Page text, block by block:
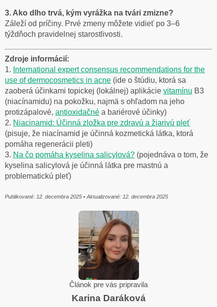
3. Ako dlho trvá, kým vyrážka na tvári zmizne?
Záleží od príčiny. Prvé zmeny môžete vidieť po 3–6
týždňoch pravidelnej starostlivosti.
Zdroje informácií:
1. International expert consensus recommendations for the
use of dermocosmetics in acne (ide o štúdiu, ktorá sa
zaoberá účinkami topickej (lokálnej) aplikácie vitamínu B3
(niacínamidu) na pokožku, najmä s ohľadom na jeho
protizápalové, antioxidačné a bariérové účinky)
2. Niacinamid: Účinná zložka pre zdravú a žiarivú pleť
(pisuje, že niacínamid je účinná kozmetická látka, ktorá
pomáha regenerácii pleti)
3. Na čo pomáha kyselina salicylová? (pojednáva o tom, že
kyselina salicylová je účinná látka pre mastnú a
problematickú pleť)
Publikované: 12. decembra 2025 • Aktualizované: 12. decembra 2025
Článok pre vás pripravila
Karina Daráková